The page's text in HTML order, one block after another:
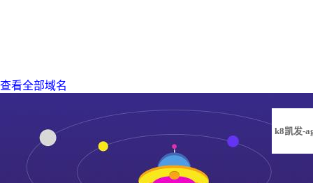
查看全部域名
k8凯发-